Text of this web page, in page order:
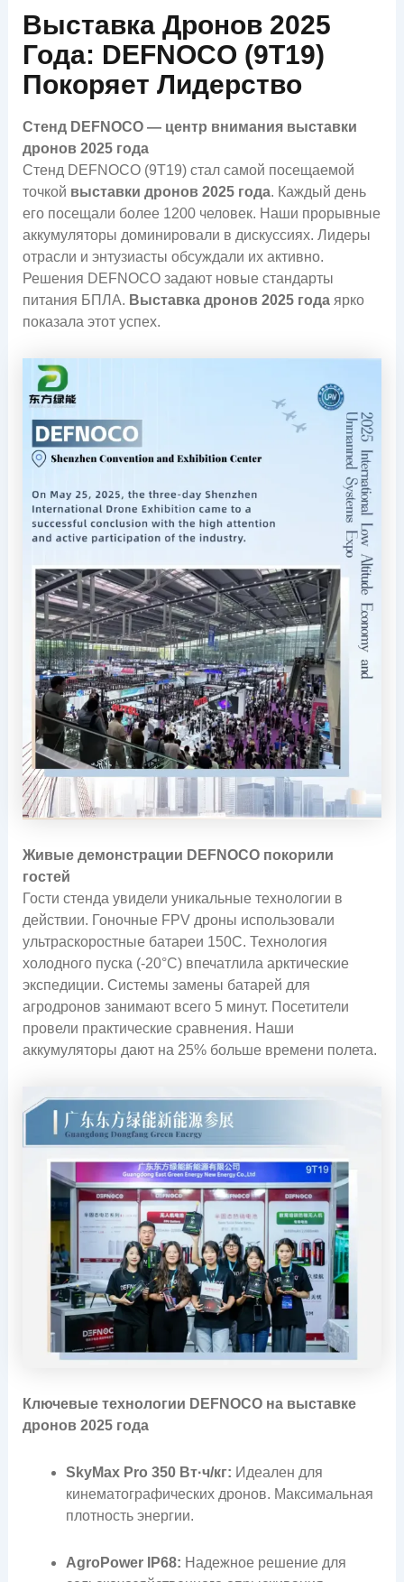
Выставка Дронов 2025
Года: DEFNOCO (9T19)
Покоряет Лидерство
Стенд DEFNOCO — центр внимания выставки
дронов 2025 года
Стенд DEFNOCO (9T19) стал самой посещаемой
точкой выставки дронов 2025 года. Каждый день
его посещали более 1200 человек. Наши прорывные
аккумуляторы доминировали в дискуссиях. Лидеры
отрасли и энтузиасты обсуждали их активно.
Решения DEFNOCO задают новые стандарты
питания БПЛА. Выставка дронов 2025 годаярко
показала этот успех.
Живые демонстрации DEFNOCO покорили
гостей
Гости стенда увидели уникальные технологии в
действии. Гоночные FPV дроны использовали
ультраскоростные батареи 150С. Технология
холодного пуска (-20°C) впечатлила арктические
экспедиции. Системы замены батарей для
агродронов занимают всего 5 минут. Посетители
провели практические сравнения. Наши
аккумуляторы дают на 25% больше времени полета.
Ключевые технологии DEFNOCO на выставке
дронов 2025 года
SkyMax Pro 350 Вт·ч/кг: Идеален для
кинематографических дронов. Максимальная
плотность энергии.
AgroPower IP68: Надежное решение для